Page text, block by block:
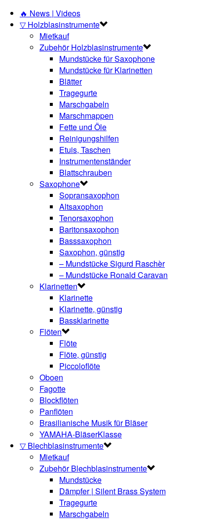
🔥 News | Videos
▽ Holzblasinstrumente
Mietkauf
Zubehör Holzblasinstrumente
Mundstücke für Saxophone
Mundstücke für Klarinetten
Blätter
Tragegurte
Marschgabeln
Marschmappen
Fette und Öle
Reinigungshilfen
Etuis, Taschen
Instrumentenständer
Blattschrauben
Saxophone
Sopransaxophon
Altsaxophon
Tenorsaxophon
Baritonsaxophon
Basssaxophon
Saxophon, günstig
– Mundstücke Sigurd Raschèr
– Mundstücke Ronald Caravan
Klarinetten
Klarinette
Klarinette, günstig
Bassklarinette
Flöten
Flöte
Flöte, günstig
Piccoloflöte
Oboen
Fagotte
Blockflöten
Panflöten
Brasilianische Musik für Bläser
YAMAHA-BläserKlasse
▽ Blechblasinstrumente
Mietkauf
Zubehör Blechblasinstrumente
Mundstücke
Dämpfer | Silent Brass System
Tragegurte
Marschgabeln